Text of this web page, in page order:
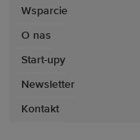
Wsparcie
O nas
Start-upy
Newsletter
Kontakt